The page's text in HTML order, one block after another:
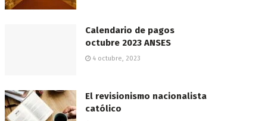
Calendario de pagos
octubre 2023 ANSES
4 octubre, 2023
El revisionismo nacionalista
católico